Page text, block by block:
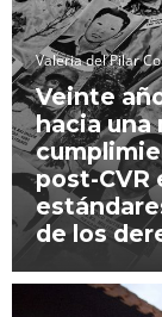
Valeria del Pilar
Veinte
hacia
post-CVR
de los